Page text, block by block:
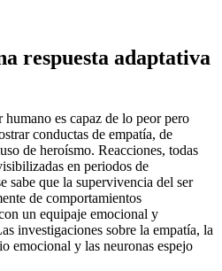
respuesta adaptativa
humano es capaz de lo peor pero
conductas de empatía, de
de heroísmo. Reacciones, todas
en periodos de
sabe que la supervivencia del ser
de comportamientos
un equipaje emocional y
investigaciones sobre la empatía, la
emocional y las neuronas espejo